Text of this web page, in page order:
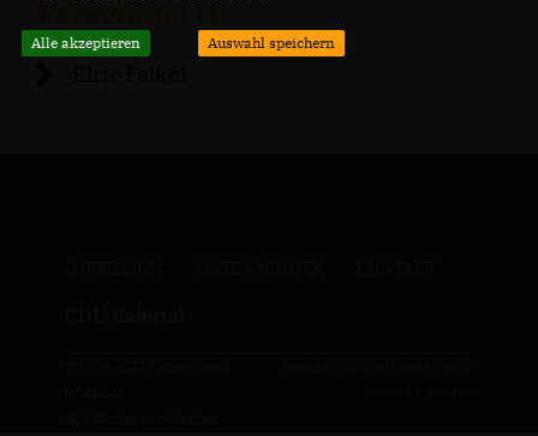
Alle akzeptieren Auswahl speichern